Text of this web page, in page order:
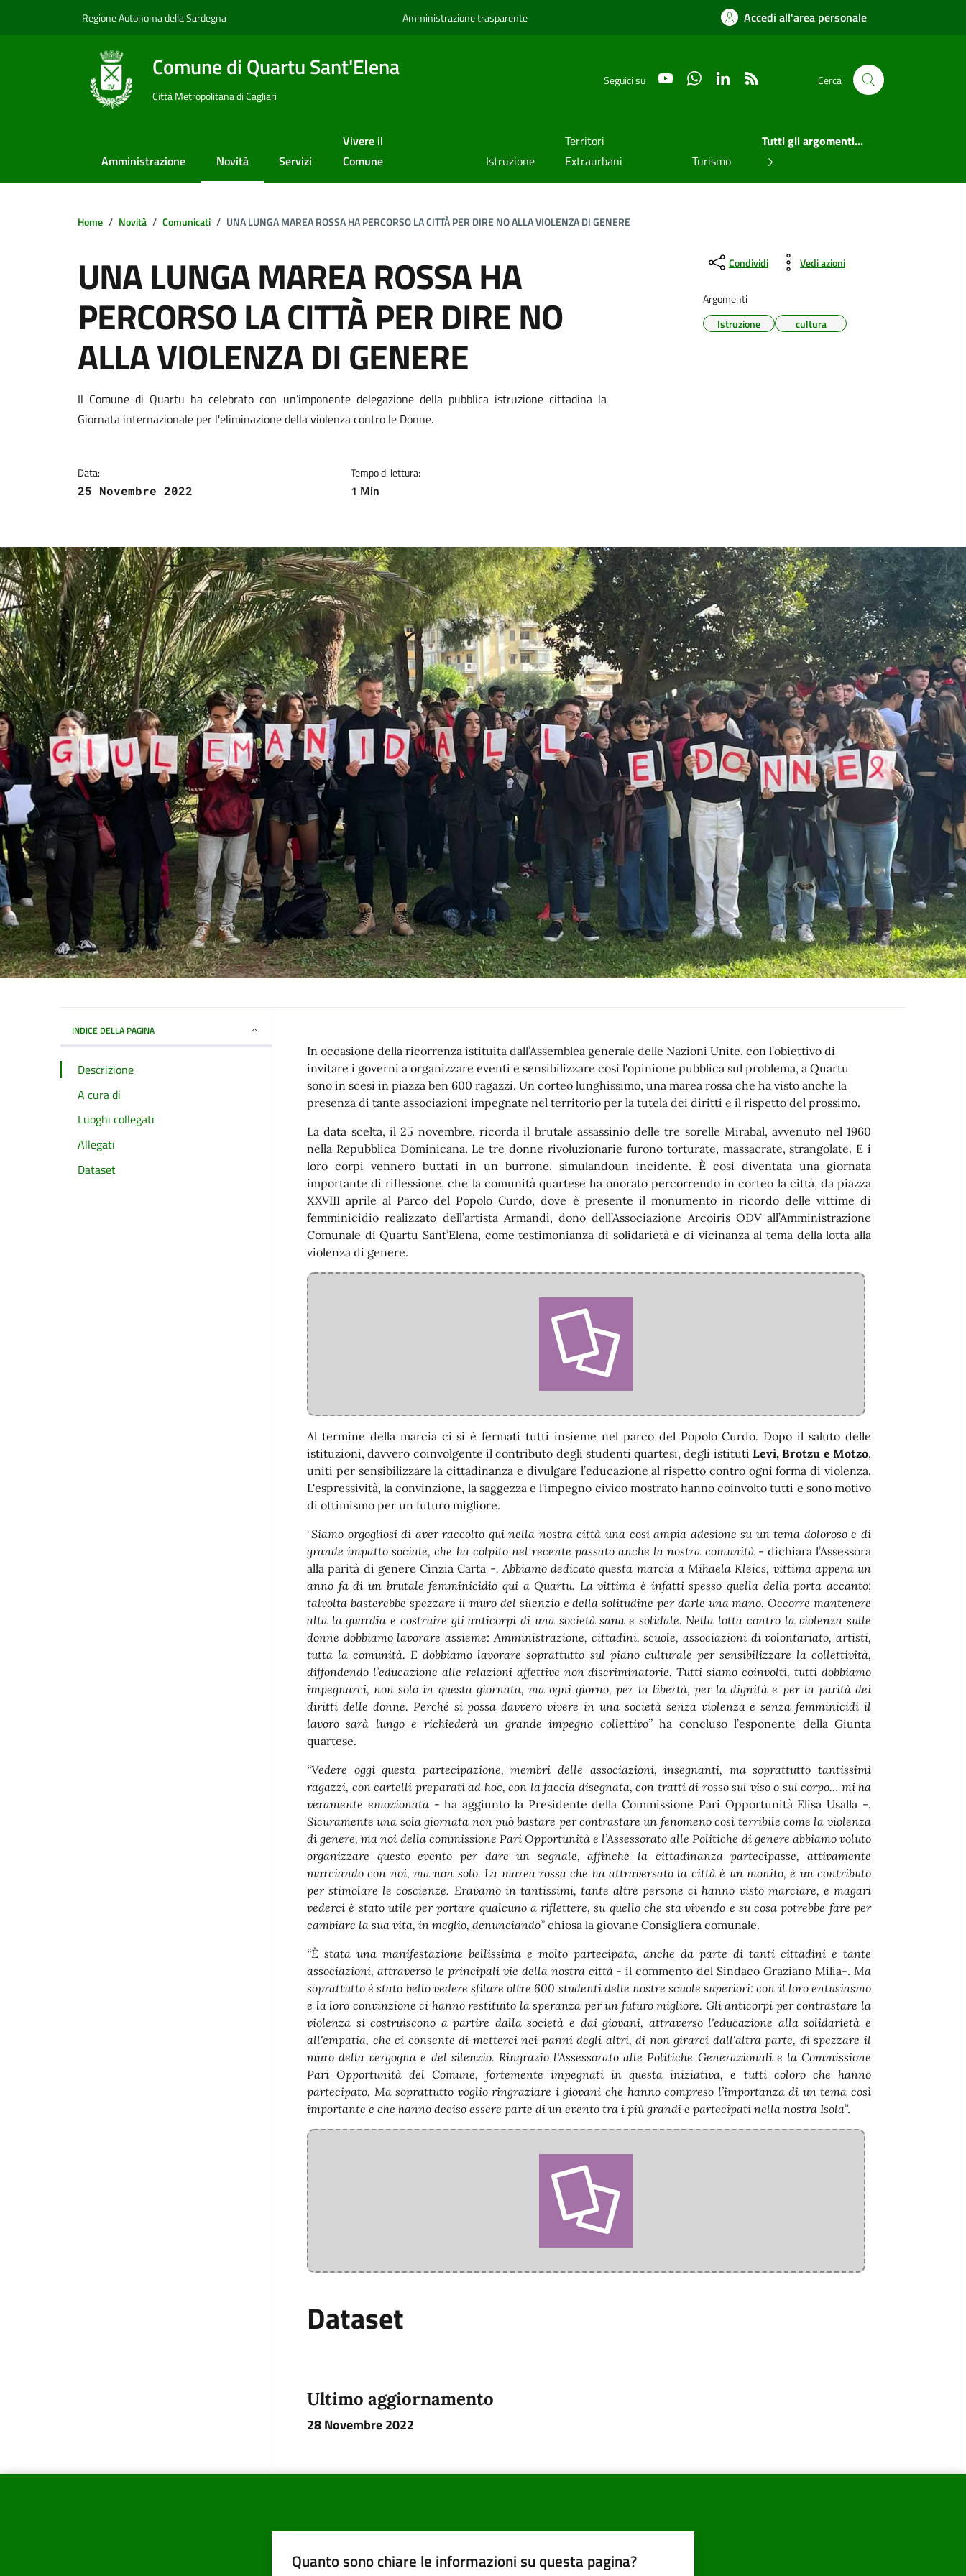
Regione Autonoma della Sardegna Amministrazione trasparente Accedi all'area personale
Comune di Quartu Sant'Elena
Città Metropolitana di Cagliari
Seguici su YouTube WhatsAppLinkedIn Cerca
Amministrazione Novità Servizi
Vivere il
Comune
Istruzione
Territori
Extraurbani
Turismo
Tutti gli argomenti...
Home Novità Comunicati UNA LUNGA MAREA ROSSA HA PERCORSO LA CITTÀ PER DIRE NO ALLA VIOLENZA DI GENERE
UNA LUNGA MAREA ROSSA HA
PERCORSO LA CITTÀ PER DIRE NO
ALLA VIOLENZA DI GENERE
Dettagli della notizia
Il Comune di Quartu ha celebrato con un’imponente delegazione della pubblica istruzione cittadina la
Giornata internazionale per l'eliminazione della violenza contro le Donne.
Data:
25 Novembre 2022
Tempo di lettura:
1 Min
Condividi Vedi azioni
Argomenti
Istruzione
cultura
INDICE DELLA PAGINA
Descrizione
A cura di
Luoghi collegati
Allegati
Dataset
In occasione della ricorrenza istituita dall’Assemblea generale delle Nazioni Unite, con l’obiettivo di
invitare i governi a organizzare eventi e sensibilizzare così l'opinione pubblica sul problema, a Quartu
sono in scesi in piazza ben 600 ragazzi. Un corteo lunghissimo, una marea rossa che ha visto anche la
presenza di tante associazioni impegnate nel territorio per la tutela dei diritti e il rispetto del prossimo.
La data scelta, il 25 novembre, ricorda il brutale assassinio delle tre sorelle Mirabal, avvenuto nel 1960
nella Repubblica Dominicana. Le tre donne rivoluzionarie furono torturate, massacrate, strangolate. E i
loro corpi vennero buttati in un burrone, simulandoun incidente. È così diventata una giornata
importante di riflessione, che la comunità quartese ha onorato percorrendo in corteo la città, da piazza
XXVIII aprile al Parco del Popolo Curdo, dove è presente il monumento in ricordo delle vittime di
femminicidio realizzato dell’artista Armandì, dono dell’Associazione Arcoiris ODV all’Amministrazione
Comunale di Quartu Sant’Elena, come testimonianza di solidarietà e di vicinanza al tema della lotta alla
violenza di genere.
Al termine della marcia ci si è fermati tutti insieme nel parco del Popolo Curdo. Dopo il saluto delle
istituzioni, davvero coinvolgente il contributo degli studenti quartesi, degli istitutiLevi, Brotzu e Motzo,
uniti per sensibilizzare la cittadinanza e divulgare l’educazione al rispetto contro ogni forma di violenza.
L'espressività, la convinzione, la saggezza e l'impegno civico mostrato hanno coinvolto tutti e sono motivo
di ottimismo per un futuro migliore.
“Siamo orgogliosi di aver raccolto qui nella nostra città una così ampia adesione su un tema doloroso e di
grande impatto sociale, che ha colpito nel recente passato anche la nostra comunità - dichiara l’Assessora
alla parità di genere Cinzia Carta -. Abbiamo dedicato questa marcia a Mihaela Kleics, vittima appena un
anno fa di un brutale femminicidio qui a Quartu. La vittima è infatti spesso quella della porta accanto;
talvolta basterebbe spezzare il muro del silenzio e della solitudine per darle una mano. Occorre mantenere
alta la guardia e costruire gli anticorpi di una società sana e solidale. Nella lotta contro la violenza sulle
donne dobbiamo lavorare assieme: Amministrazione, cittadini, scuole, associazioni di volontariato, artisti,
tutta la comunità. E dobbiamo lavorare soprattutto sul piano culturale per sensibilizzare la collettività,
diffondendo l’educazione alle relazioni affettive non discriminatorie. Tutti siamo coinvolti, tutti dobbiamo
impegnarci, non solo in questa giornata, ma ogni giorno, per la libertà, per la dignità e per la parità dei
diritti delle donne. Perché si possa davvero vivere in una società senza violenza e senza femminicidi il
lavoro sarà lungo e richiederà un grande impegno collettivo”ha concluso l’esponente della Giunta
quartese.
“Vedere oggi questa partecipazione, membri delle associazioni, insegnanti, ma soprattutto tantissimi
ragazzi, con cartelli preparati ad hoc, con la faccia disegnata, con tratti di rosso sul viso o sul corpo… mi ha
veramente emozionata - ha aggiunto la Presidente della Commissione Pari Opportunità Elisa Usalla -.
Sicuramente una sola giornata non può bastare per contrastare un fenomeno così terribile come la violenza
di genere, ma noi della commissione Pari Opportunità e l’Assessorato alle Politiche di genere abbiamo voluto
organizzare questo evento per dare un segnale, affinché la cittadinanza partecipasse, attivamente
marciando con noi, ma non solo. La marea rossa che ha attraversato la città è un monito, è un contributo
per stimolare le coscienze. Eravamo in tantissimi, tante altre persone ci hanno visto marciare, e magari
vederci è stato utile per portare qualcuno a riflettere, su quello che sta vivendo e su cosa potrebbe fare per
cambiare la sua vita, in meglio, denunciando” chiosa la giovane Consigliera comunale.
“È stata una manifestazione bellissima e molto partecipata, anche da parte di tanti cittadini e tante
associazioni, attraverso le principali vie della nostra città - il commento del Sindaco Graziano Milia-. Ma
soprattutto è stato bello vedere sfilare oltre 600 studenti delle nostre scuole superiori: con il loro entusiasmo
e la loro convinzione ci hanno restituito la speranza per un futuro migliore. Gli anticorpi per contrastare la
violenza si costruiscono a partire dalla società e dai giovani, attraverso l'educazione alla solidarietà e
all'empatia, che ci consente di metterci nei panni degli altri, di non girarci dall'altra parte, di spezzare il
muro della vergogna e del silenzio. Ringrazio l'Assessorato alle Politiche Generazionali e la Commissione
Pari Opportunità del Comune, fortemente impegnati in questa iniziativa, e tutti coloro che hanno
partecipato. Ma soprattutto voglio ringraziare i giovani che hanno compreso l’importanza di un tema così
importante e che hanno deciso essere parte di un evento tra i più grandi e partecipati nella nostra Isola”.
Dataset
Ultimo aggiornamento
28 Novembre 2022
Quanto sono chiare le informazioni su questa pagina?